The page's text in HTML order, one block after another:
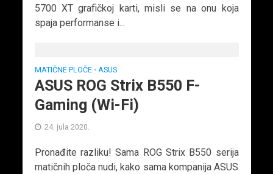
5700 XT grafičkoj karti, misli se na onu koja
spaja performanse i...
MATIČNE PLOČE • ASUS
ASUS ROG Strix B550 F-
Gaming (Wi-Fi)
24. jula 2020.
Pronađite razliku! Sama ROG Strix B550 serija
matičnih ploča nudi, kako sama kompanija ASUS